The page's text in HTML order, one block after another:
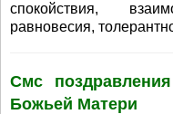
спокойствия,
равновесия,
Смс
Божьей Матери